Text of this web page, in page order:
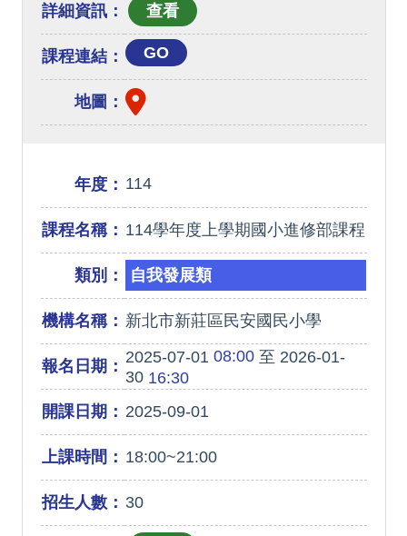
詳細資訊：
課程連結： GO
地圖：
年度： 114
課程名稱： 114學年度上學期國小進修部課程
類別： 自我發展類
機構名稱： 新北市新莊區民安國民小學
報名日期： 2025-07-01 08:00至 2026-01-
3016:30
開課日期： 2025-09-01
上課時間： 18:00~21:00
招生人數： 30